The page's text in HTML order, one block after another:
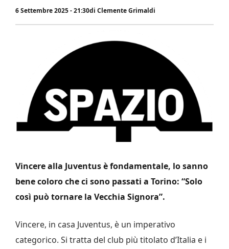
6 Settembre 2025 - 21:30di Clemente Grimaldi
Vincere alla Juventus è fondamentale, lo sanno
bene coloro che ci sono passati a Torino: “Solo
così può tornare la Vecchia Signora”.
Vincere, in casa Juventus, è un imperativo
categorico. Si tratta del club più titolato d’Italia e i